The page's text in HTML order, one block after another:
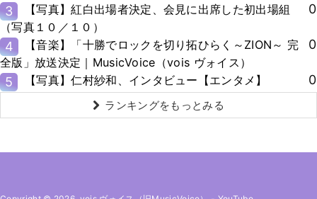
3
【写真】紅白出場者決定、会見に出席した初出場組
（写真１０／１０）
0
4
【音楽】「十勝でロックを切り拓ひらく～ZION～ 完
全版」放送決定｜MusicVoice（vois ヴォイス）
0
5 【写真】仁村紗和、インタビュー【エンタメ】 0
ランキングをもっとみる